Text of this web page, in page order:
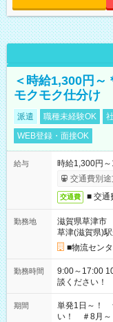
＜時給1,300円～
モクモク仕分け
派遣 職種未経験OK
WEB登録・面接OK
給与
時給1,300円～
交通費別途
交通費 ■ 交通
勤務地
滋賀県草津市
草津(滋賀県)
■物流セン
勤務時間
9:00～17:00 10:00～
談ください！
期間
単発1日～！
い！ ＃8月